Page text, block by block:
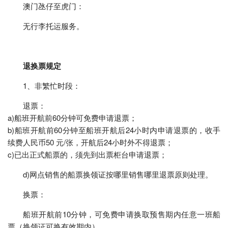
澳门氹仔至虎门：
无行李托运服务。
退换票规定
1、非繁忙时段：
退票：
a)船班开航前60分钟可免费申请退票；
b)船班开航前60分钟至船班开航后24小时内申请退票的，收手
续费人民币50 元/张，开航后24小时外不得退票；
c)已出正式船票的，须先到出票柜台申请退票；
d)网点销售的船票换领证按哪里销售哪里退票原则处理。
换票：
船班开航前10分钟，可免费申请换取预售期内任意一班船